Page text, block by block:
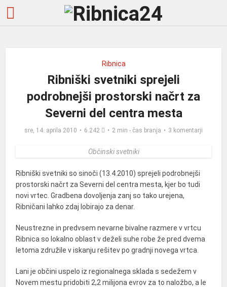
Ribnica
Ribniški svetniki sprejeli
podrobnejši prostorski načrt za
Severni del centra mesta
sre, 14. aprila 2010 6.242 2 min - čas branja 3 komentarji
Občinski svetniki
Ribniški svetniki so sinoči (13.4.2010) sprejeli podrobnejši
prostorski načrt za Severni del centra mesta, kjer bo tudi
novi vrtec. Gradbena dovoljenja zanj so tako urejena,
Ribničani lahko zdaj lobirajo za denar.
Neustrezne in predvsem nevarne bivalne razmere v vrtcu
Ribnica so lokalno oblast v deželi suhe robe že pred dvema
letoma združile v iskanju rešitev po gradnji novega vrtca.
Lani je občini uspelo iz regionalnega sklada s sedežem v
Novem mestu pridobiti 2,2 milijona evrov za to naložbo, a le